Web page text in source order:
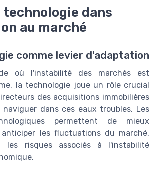
technologie dans
au marché
comme levier d'adaptation
où l'instabilité des marchés est
la technologie joue un rôle crucial
des acquisitions immobilières
naviguer dans ces eaux troubles. Les
permettent de mieux
les fluctuations du marché,
les risques associés à l'instabilité